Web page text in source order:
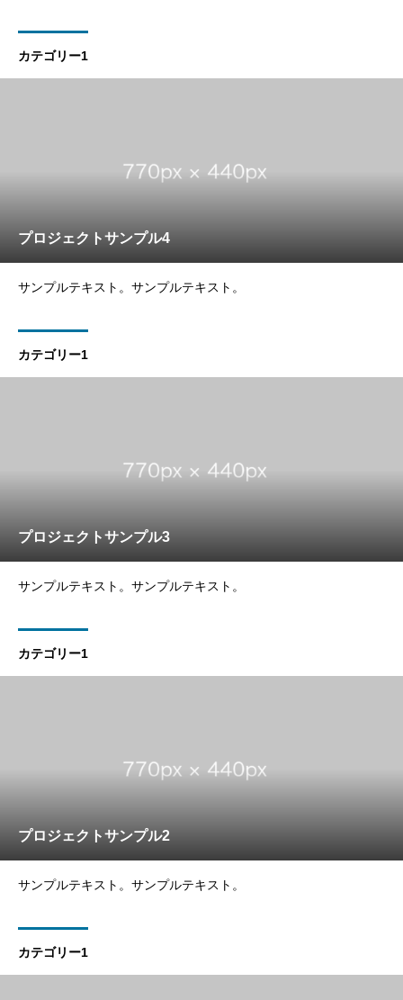
カテゴリー1
プロジェクトサンプル4
サンプルテキスト。サンプルテキスト。
カテゴリー1
プロジェクトサンプル3
サンプルテキスト。サンプルテキスト。
カテゴリー1
プロジェクトサンプル2
サンプルテキスト。サンプルテキスト。
カテゴリー1